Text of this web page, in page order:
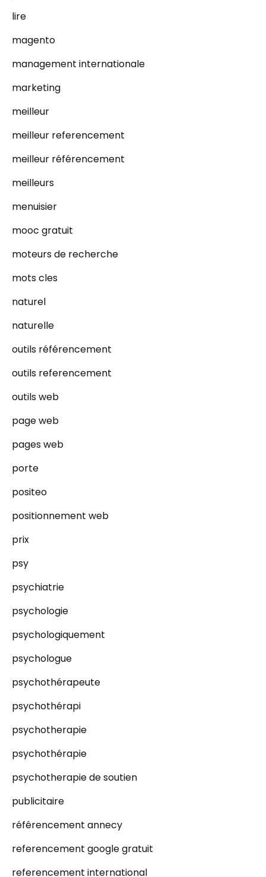
lire
magento
management internationale
marketing
meilleur
meilleur referencement
meilleur référencement
meilleurs
menuisier
mooc gratuit
moteurs de recherche
mots cles
naturel
naturelle
outils référencement
outils referencement
outils web
page web
pages web
porte
positeo
positionnement web
prix
psy
psychiatrie
psychologie
psychologiquement
psychologue
psychothérapeute
psychothérapi
psychotherapie
psychothérapie
psychotherapie de soutien
publicitaire
référencement annecy
referencement google gratuit
referencement international